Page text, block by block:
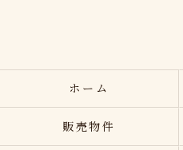
ホーム
販売物件